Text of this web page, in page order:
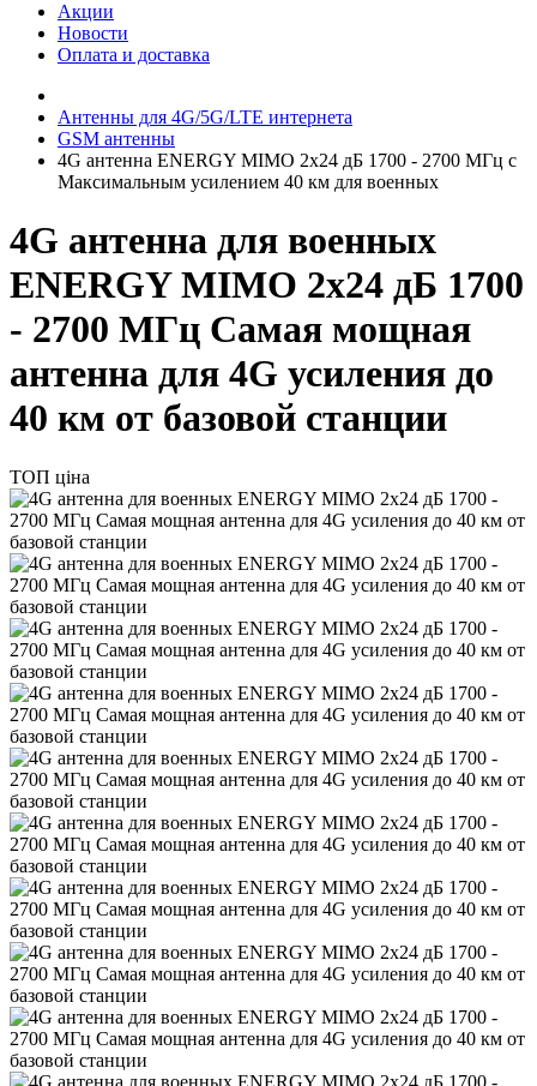
Акции
Новости
Оплата и доставка
Антенны для 4G/5G/LTE интернета
GSM антенны
4G антенна ENERGY MIMO 2x24 дБ 1700 - 2700 МГц с
Максимальным усилением 40 км для военных
4G антенна для военных
ENERGY MIMO 2x24 дБ 1700
- 2700 МГц Самая мощная
антенна для 4G усиления до
40 км от базовой станции
ТОП ціна